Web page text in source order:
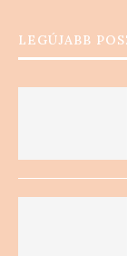
LEGÚJABB